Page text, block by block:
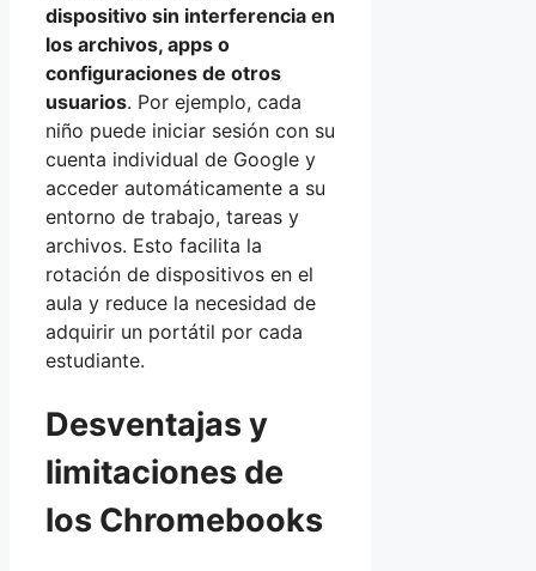
dispositivo sin interferencia en
los archivos, apps o
configuraciones de otros
usuarios. Por ejemplo, cada
niño puede iniciar sesión con su
cuenta individual de Google y
acceder automáticamente a su
entorno de trabajo, tareas y
archivos. Esto facilita la
rotación de dispositivos en el
aula y reduce la necesidad de
adquirir un portátil por cada
estudiante.
Desventajas y
limitaciones de
los Chromebooks